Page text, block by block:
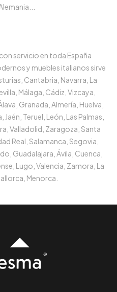
servicio en toda España
y muebles italianos sirve
Cantabria, Navarra, La
Málaga, Cádiz, Vizcaya,
Granada, Almería, Huelva,
Teruel, León, Las Palmas,
Valladolid, Zaragoza, Santa
Real, Salamanca, Segovia,
Guadalajara, Ávila, Cuenca,
Lugo, Valencia, Zamora, La
Menorca.